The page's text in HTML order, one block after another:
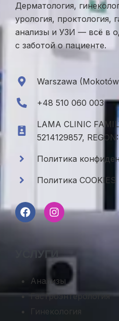
Дерматология,
урология, проктология,
анализы и УЗИ — всё в
с заботой о пациенте.
Warszawa
+48 510 060 003
LAMA CLINIC
5214129857,
Политика
Политика COOKIES
УСЛУГИ
Анализы
Гастроэнтерология
Гинекология